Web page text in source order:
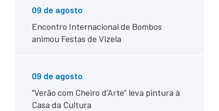
09 de agosto
Encontro Internacional de Bombos
animou Festas de Vizela
09 de agosto
“Verão com Cheiro d’Arte” leva pintura à
Casa da Cultura